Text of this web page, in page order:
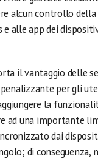
alcun controllo
alle app dei
il vantaggio delle
per gli
la
ad una importante
dai
di conseguenza,